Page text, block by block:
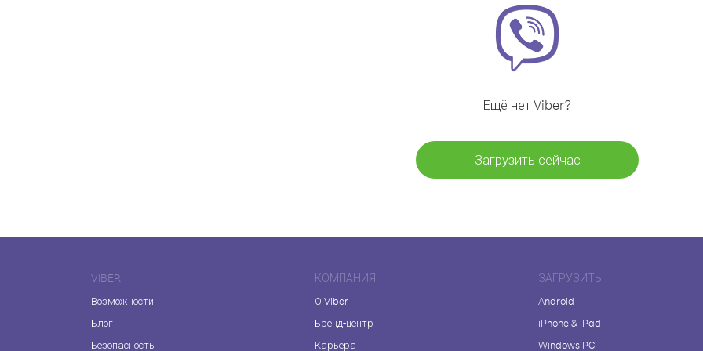
Ещё нет Viber?
Загрузить сейчас
VIBER
Возможности
Блог
Безопасность
КОМПАНИЯ
О Viber
Бренд-центр
Карьера
ЗАГРУЗИТЬ
Android
iPhone & iPad
Windows PC